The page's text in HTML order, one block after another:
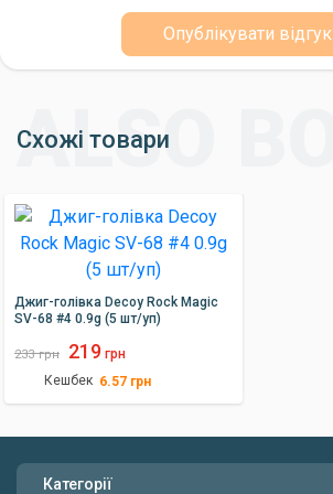
Опублікувати відгук
Схожі товари
Джиг-голівка Decoy Rock Magic
SV-68 #4 0.9g (5 шт/уп)
233 грн 219 грн
Кешбек 6.57 грн
Категорії